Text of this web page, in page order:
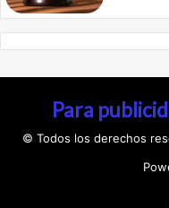
Para
© Todos los derechos